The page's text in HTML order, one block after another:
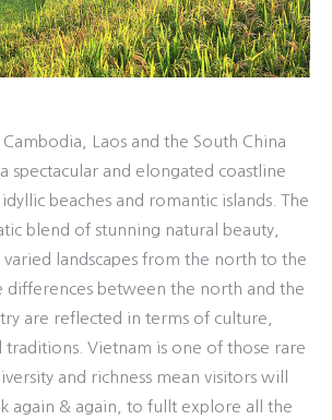
Laos and the South China
spectacular and elongated coastline
beaches and romantic islands. The
blend of stunning natural beauty,
varied landscapes from the north to the
differences between the north and the
are reflected in terms of culture,
Vietnam is one of those rare
and richness mean visitors will
again & again, to fullt explore all the